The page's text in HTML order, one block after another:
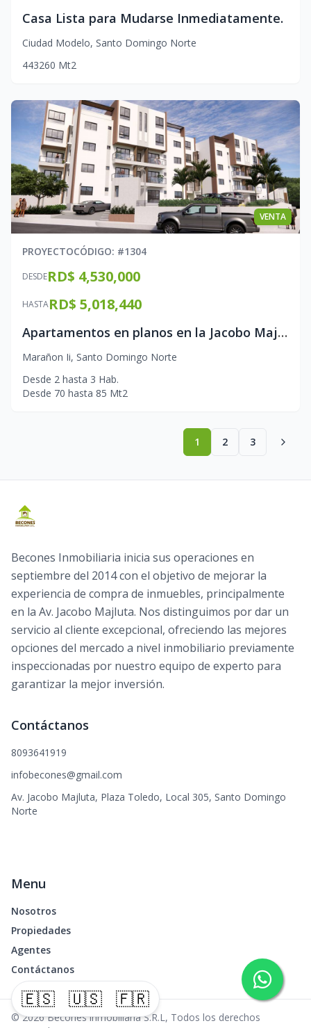
🇪🇸 🇺🇸 🇫🇷
Casa Lista para Mudarse Inmediatamente.
Ciudad Modelo, Santo Domingo Norte
443260 Mt2
VENTA
PROYECTOCÓDIGO: #1304
DESDERD$ 4,530,000
HASTARD$ 5,018,440
Apartamentos en planos en la Jacobo Majluta
Marañon Ii, Santo Domingo Norte
Desde 2 hasta 3 Hab.
Desde 70 hasta 85 Mt2
1 2 3
Becones Inmobiliaria inicia sus operaciones en
septiembre del 2014 con el objetivo de mejorar la
experiencia de compra de inmuebles, principalmente
en la Av. Jacobo Majluta. Nos distinguimos por dar un
servicio al cliente excepcional, ofreciendo las mejores
opciones del mercado a nivel inmobiliario previamente
inspeccionadas por nuestro equipo de experto para
garantizar la mejor inversión.
Contáctanos
8093641919
infobecones@gmail.com
Av. Jacobo Majluta, Plaza Toledo, Local 305, Santo Domingo
Norte
Menu
Nosotros
Propiedades
Agentes
Contáctanos
©2026 Becones inmobiliaria S.R.L, Todos los derechos